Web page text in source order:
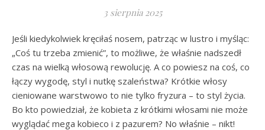
3 sierpnia 2025
Jeśli kiedykolwiek kręciłaś nosem, patrząc w lustro i myśląc:
„Coś tu trzeba zmienić”, to możliwe, że właśnie nadszedł
czas na wielką włosową rewolucję. A co powiesz na coś, co
łączy wygodę, styl i nutkę szaleństwa? Krótkie włosy
cieniowane warstwowo to nie tylko fryzura – to styl życia.
Bo kto powiedział, że kobieta z krótkimi włosami nie może
wyglądać mega kobieco i z pazurem? No właśnie – nikt!